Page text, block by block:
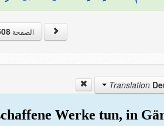
الصفحة Page
Werke tun, in